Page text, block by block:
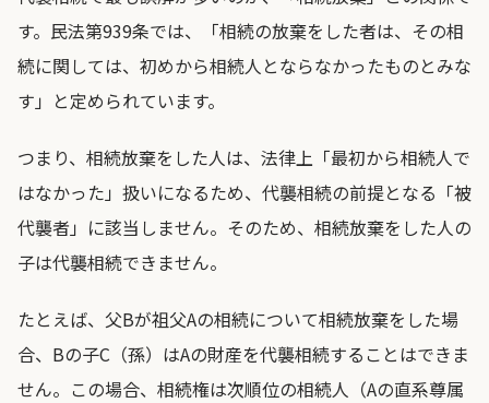
す。民法第939条では、「相続の放棄をした者は、その相
続に関しては、初めから相続人とならなかったものとみな
す」と定められています。
つまり、相続放棄をした人は、法律上「最初から相続人で
はなかった」扱いになるため、代襲相続の前提となる「被
代襲者」に該当しません。そのため、相続放棄をした人の
子は代襲相続できません。
たとえば、父Bが祖父Aの相続について相続放棄をした場
合、Bの子C（孫）はAの財産を代襲相続することはできま
せん。この場合、相続権は次順位の相続人（Aの直系尊属